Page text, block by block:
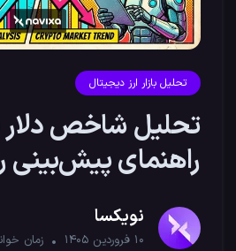
تحلیل بازار ارز دیجیتال
راهنمای پیش‌بینی
کریپتو
نویکسا
۱۰ فروردین ۱۴۰۵ زمان